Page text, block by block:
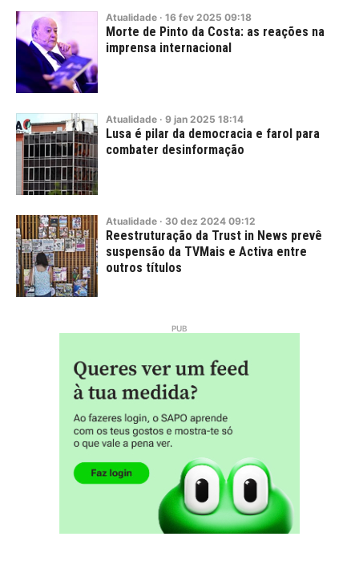
Atualidade · 16 fev 2025 09:18
Morte de Pinto da Costa: as reações na
imprensa internacional
Atualidade · 9 jan 2025 18:14
Lusa é pilar da democracia e farol para
combater desinformação
Atualidade · 30 dez 2024 09:12
Reestruturação da Trust in News prevê
suspensão da TVMais e Activa entre
outros títulos